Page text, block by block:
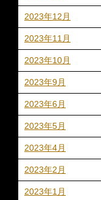
2023年12月
2023年11月
2023年10月
2023年9月
2023年6月
2023年5月
2023年4月
2023年2月
2023年1月